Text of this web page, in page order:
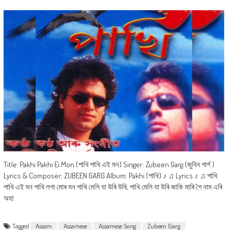
Title: Pakhi Pakhi Ei Mon (পাখি পাখি এই মন) Singer: Zubeen Garg (জুবিন গাৰ্গ )
Lyrics & Composer: ZUBEEN GARG Album: Pakhi (পাখি) ♪ ♫ Lyrics ♪ ♫ পাখি
পাখি এই মন পাখি লগা মোৰ মন পাখি মেলি যা উৰি উৰি, পাখি মেলি যা উৰি জাকি মাৰি গৈ নাম এৰি
অহা
Tagged Assam Assamese Assamese Song Zubeen Garg